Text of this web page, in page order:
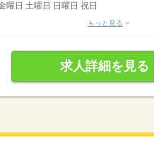
曜日 土曜日 日曜日 祝日
もっと見る
求人詳細を見る